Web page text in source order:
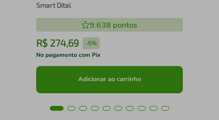
Smart Dital
9.638 pontos
R$ 274,69 -5%
No pagamento com Pix
Adicionar ao carrinho